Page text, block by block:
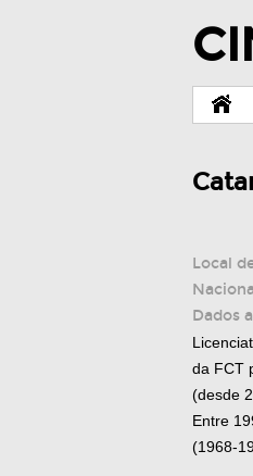
Local
Dados
da FCT
(desde
Entre
(1968-